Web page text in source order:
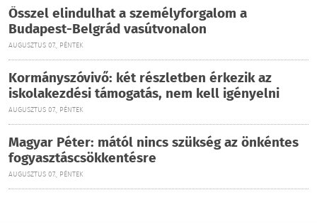
Ősszel elindulhat a személyforgalom a
Budapest-Belgrád vasútvonalon
AUGUSZTUS 07., PÉNTEK
Kormányszóvivő: két részletben érkezik az
iskolakezdési támogatás, nem kell igényelni
AUGUSZTUS 07., PÉNTEK
Magyar Péter: mától nincs szükség az önkéntes
fogyasztáscsökkentésre
AUGUSZTUS 07., PÉNTEK